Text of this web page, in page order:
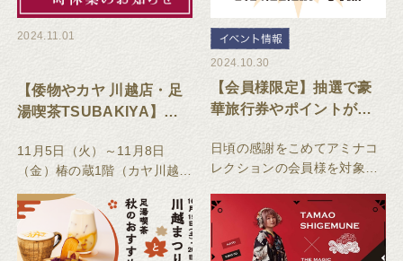
2024.11.01
【倭物やカヤ 川越店・足
湯喫茶TSUBAKIYA】一
11月5日（火）～11月8日
（金）椿の蔵1階（カヤ川越
改装のため、誠に勝手ながら
一時休業とさせていただきま
す。
2024.10.30
【会員様限定】抽選で豪
華旅行券やポイントが当
ン大抽選会2024」
日頃の感謝をこめてアミナコ
レクションの会員様を対象
トラベルギフト（10万円分）
※」または、お買い物で使え
るポイントが当たる大抽選会